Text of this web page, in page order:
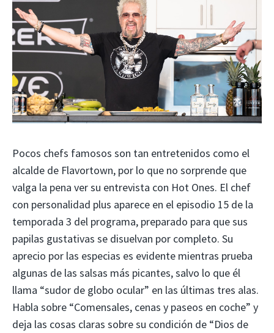
Pocos chefs famosos son tan entretenidos como el
alcalde de Flavortown, por lo que no sorprende que
valga la pena ver su entrevista con Hot Ones. El chef
con personalidad plus aparece en el episodio 15 de la
temporada 3 del programa, preparado para que sus
papilas gustativas se disuelvan por completo. Su
aprecio por las especias es evidente mientras prueba
algunas de las salsas más picantes, salvo lo que él
llama “sudor de globo ocular” en las últimas tres alas.
Habla sobre “Comensales, cenas y paseos en coche” y
deja las cosas claras sobre su condición de “Dios de